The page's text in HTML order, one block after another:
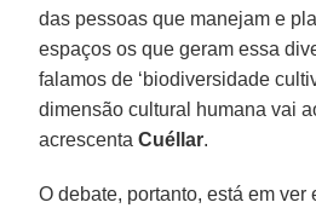
das pessoas que manejam e
espaços os que geram essa
falamos de ‘biodiversidade
dimensão cultural humana vai
acrescentaCuéllar.
O debate, portanto, está em ver